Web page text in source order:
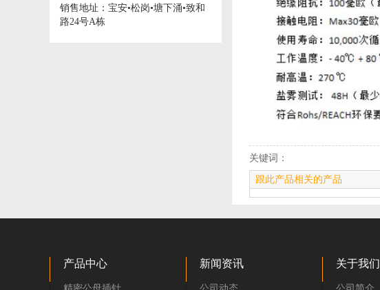
销售地址：宝安•松岗•塘下涌•致和
路24号A栋
关键词：
跟此产品相关的产品
产品中心 新闻资讯 关于我们